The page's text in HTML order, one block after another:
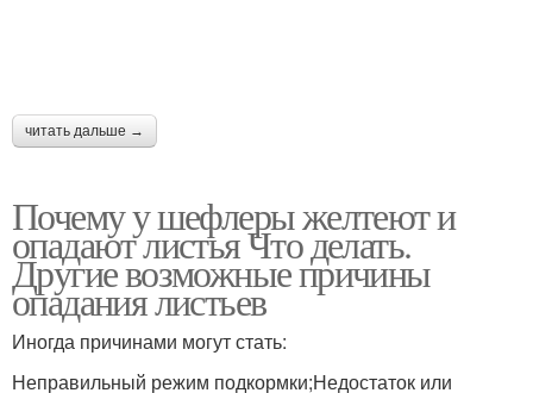
читать дальше →
Почему у шефлеры желтеют и
опадают листья Что делать.
Другие возможные причины
опадания листьев
Иногда причинами могут стать:
Неправильный режим подкормки;Недостаток или